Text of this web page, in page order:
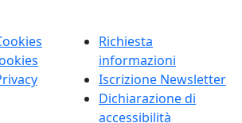
Richiesta
informazioni
Iscrizione Newsletter
Dichiarazione di
accessibilità